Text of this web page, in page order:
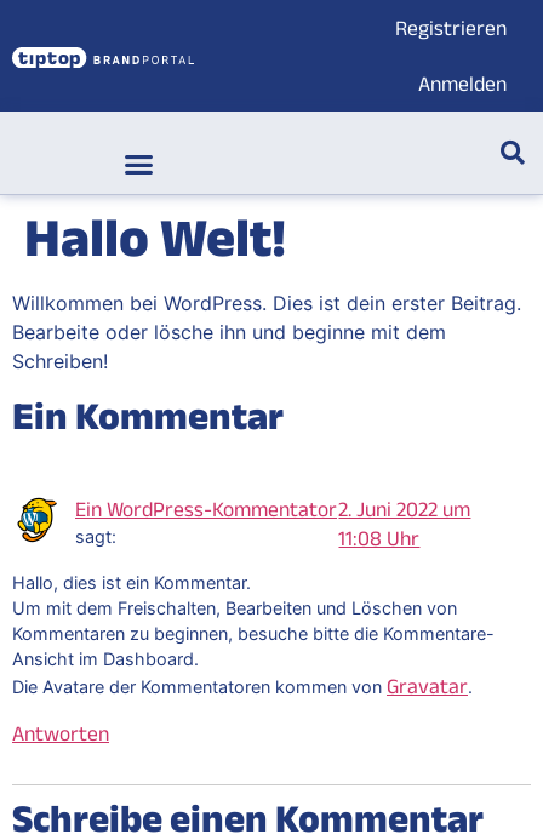
Registrieren
Anmelden
Hallo Welt!
Willkommen bei WordPress. Dies ist dein erster Beitrag.
Bearbeite oder lösche ihn und beginne mit dem
Schreiben!
Ein Kommentar
Ein WordPress-Kommentator
sagt:
2. Juni 2022 um
11:08 Uhr
Hallo, dies ist ein Kommentar.
Um mit dem Freischalten, Bearbeiten und Löschen von
Kommentaren zu beginnen, besuche bitte die Kommentare-
Ansicht im Dashboard.
Die Avatare der Kommentatoren kommen von Gravatar.
Antworten
Schreibe einen Kommentar